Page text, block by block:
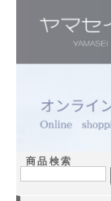
商品検索